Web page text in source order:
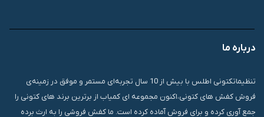
درباره ما
تنظیماتکتونی اطلس با بیش از 10 سال تجربه‌ای مستمر و موفق در زمینه‌ی
فروش کفش های کتونی،اکنون مجموعه ای کمیاب از برترین برند های کتونی را
جمع آوری کرده و برای فروش آماده کرده است. ما کفش فروشی را به ارث برده